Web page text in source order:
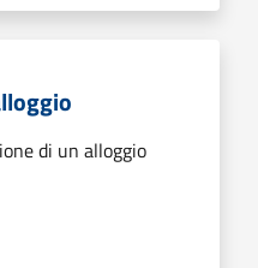
di un alloggio